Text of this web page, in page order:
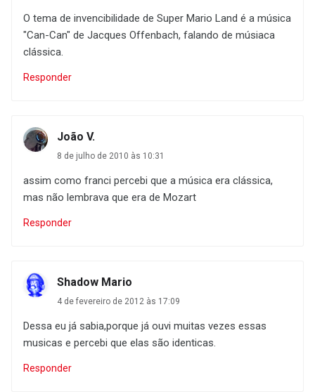
O tema de invencibilidade de Super Mario Land é a música
"Can-Can" de Jacques Offenbach, falando de músiaca
clássica.
Responder
João V.
8 de julho de 2010 às 10:31
assim como franci percebi que a música era clássica,
mas não lembrava que era de Mozart
Responder
Shadow Mario
4 de fevereiro de 2012 às 17:09
Dessa eu já sabia,porque já ouvi muitas vezes essas
musicas e percebi que elas são identicas.
Responder